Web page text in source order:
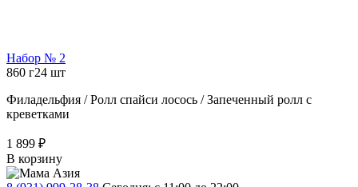
Набор № 2
860 г24 шт
Филадельфия / Ролл спайси лосось / Запеченный ролл с
креветками
1 899 ₽
В корзину